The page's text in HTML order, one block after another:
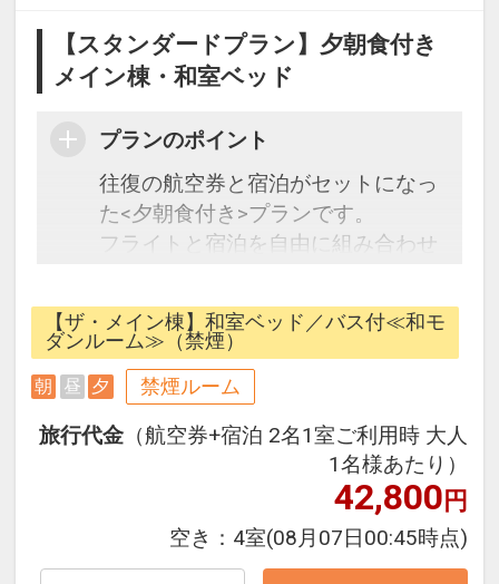
【スタンダードプラン】夕朝食付き
メイン棟・和室ベッド
プランのポイント
往復の航空券と宿泊がセットになっ
た<夕朝食付き>プランです。
フライトと宿泊を自由に組み合わせ
ら、一都市滞在はもちろん周遊旅行
にも最適！
旅行期間中の1泊だけの宿泊や延
泊・飛び泊なども自由自在です。
フライトは、安心のJALまたは
（JALグループ）確約！フライトマ
オプションでレンタカーや現地交
通・体験プランなどの追加（同時予
約）が可能なプランもございます。
【ザ・メイン棟】和室ベッド／バス付≪和モ
ダンルーム≫（禁煙）
朝 昼 夕 禁煙ルーム
旅行代金 （航空券+宿泊 2名1室ご利用時 大人
1名様あたり）
42,800円
空き： 4室(08月07日00:45時点)